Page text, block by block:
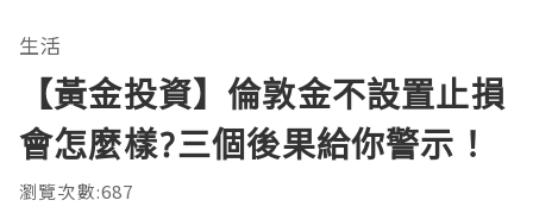
生活
【黃金投資】倫敦金不設置止損
會怎麼樣?三個後果給你警示！
瀏覽次數:687